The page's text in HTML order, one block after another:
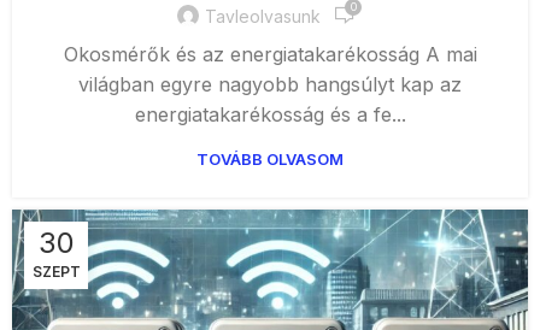
Tavleolvasunk 0
Okosmérők és az energiatakarékosság A mai
világban egyre nagyobb hangsúlyt kap az
energiatakarékosság és a fe...
TOVÁBB OLVASOM
30
SZEPT